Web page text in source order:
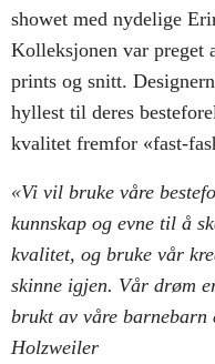
showet med nydelige
Kolleksjonen var preget
prints og snitt.
hyllest til deres
kvalitet fremfor «fast-
«Vi vil bruke våre
kunnskap og evne til å
kvalitet, og bruke vår
skinne igjen. Vår drøm
brukt av våre barnebarn
Holzweiler